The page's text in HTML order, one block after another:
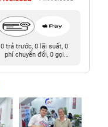
0 trả trước, 0 lãi suất, 0
phí chuyển đổi, 0 gọi